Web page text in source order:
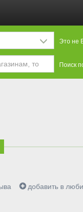
Это не
Поиск
добавить в